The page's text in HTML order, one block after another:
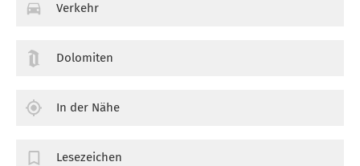
Verkehr
Dolomiten
In der Nähe
Lesezeichen